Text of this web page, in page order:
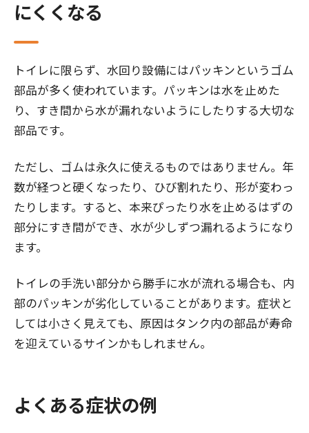
にくくなる
トイレに限らず、水回り設備にはパッキンというゴム
部品が多く使われています。パッキンは水を止めた
り、すき間から水が漏れないようにしたりする大切な
部品です。
ただし、ゴムは永久に使えるものではありません。年
数が経つと硬くなったり、ひび割れたり、形が変わっ
たりします。すると、本来ぴったり水を止めるはずの
部分にすき間ができ、水が少しずつ漏れるようになり
ます。
トイレの手洗い部分から勝手に水が流れる場合も、内
部のパッキンが劣化していることがあります。症状と
しては小さく見えても、原因はタンク内の部品が寿命
を迎えているサインかもしれません。
よくある症状の例